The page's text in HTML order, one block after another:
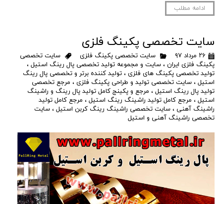
ادامه مطلب
سایت تخصصی پکینگ فلزی
۲۶ مرداد ۹۷ سایت تخصصی پکینگ فلزی
سایت تخصصی
پکینگ فلزی ایران ، سایت و مجموعه تولید تخصصی پال رینگ استیل ،
تولید تخصصی پکینگ های فلزی ، تولید کننده برتر و تخصصی پال رینگ
استیل ، سایت تخصصی تولید و طراحی پکینگ فلزی ، مرجع تخصصی
تولید پال رینگ استیل ، مرجع و پکینج کامل تولید پال رینگ و راشینگ
استیل ، مرجع کامل تولید راشینگ رینگ استیل ، مرجع کامل تولید
راشینگ آهنی ، سایت تخصصی راشینگ رینگ کربن استیل ، سایت
تخصصی راشینگ آهنی و استیل